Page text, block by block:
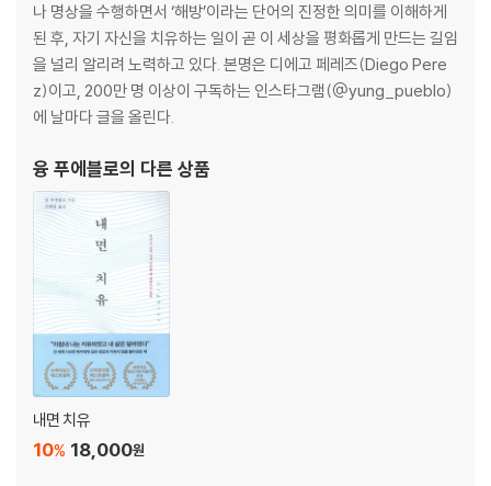
나 명상을 수행하면서 ‘해방’이라는 단어의 진정한 의미를 이해하게
된 후, 자기 자신을 치유하는 일이 곧 이 세상을 평화롭게 만드는 길임
을 널리 알리려 노력하고 있다. 본명은 디에고 페레즈(Diego Pere
z)이고, 200만 명 이상이 구독하는 인스타그램(@yung_pueblo)
에 날마다 글을 올린다.
융 푸에블로의 다른 상품
내면 치유
18,000원
10%